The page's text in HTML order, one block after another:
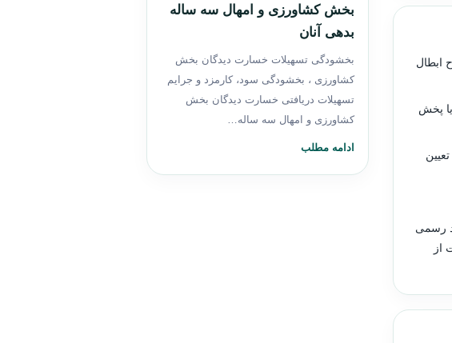
بخش کشاورزی و امهال سه ساله
بدهی آنان
بخشودگی تسهیلات خسارت دیدگان بخش
کشاورزی ، بخشودگی سود، کارمزد و جرایم
تسهیلات دریافتی خسارت دیدگان بخش
کشاورزی و امهال سه ساله…
ادامه مطلب
ابطال
نشر یا پخش
رسمی
از